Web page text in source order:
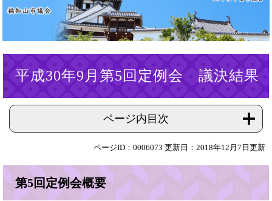
。
て
へ
平成30年9月第5回定例会 議決結果
ページ内目次
ページID：0006073 更新日：2018年12月7日更新
第5回定例会概要